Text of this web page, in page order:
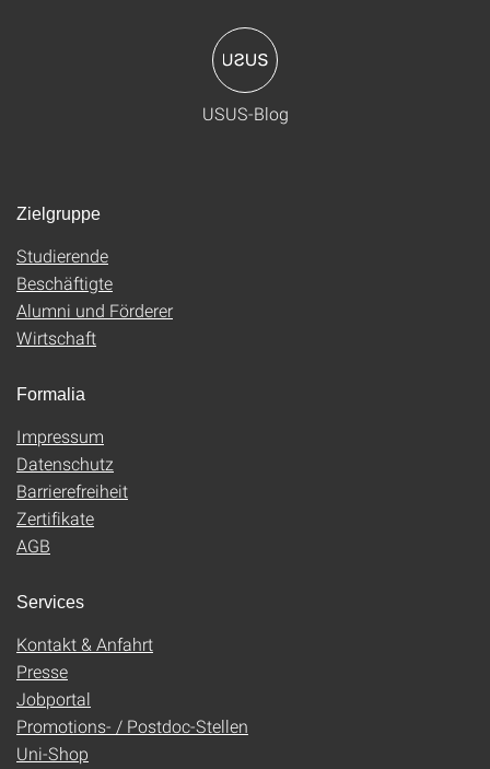
USUS-Blog
Zielgruppe
Studierende
Beschäftigte
Alumni und Förderer
Wirtschaft
Formalia
Impressum
Datenschutz
Barrierefreiheit
Zertifikate
AGB
Services
Kontakt & Anfahrt
Presse
Jobportal
Promotions- / Postdoc-Stellen
Uni-Shop